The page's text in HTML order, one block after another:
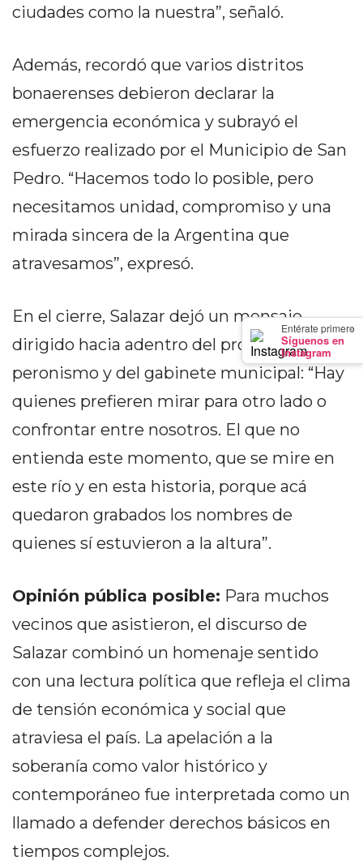
×
Entérate primero
Síguenos en
Instagram
PERGAMINO:
COMPRAR
GIMNASIO
DE
PERGAMINO
TIENDA
ONLINE
GRATIS
EN
PERGAMINO:
DÓNDE
PROTEÍNA,
CREATINA
ENTRENO
CON
ES
CHANGUITO.COM.AR
CÓMO
FUNCIONA:
CREAR
ONLINE
CON
PEDIDOS
WHATSAPP
TIENDA
ciudades como la nuestra”, señaló.
Además, recordó que varios distritos
bonaerenses debieron declarar la
emergencia económica y subrayó el
esfuerzo realizado por el Municipio de San
Pedro. “Hacemos todo lo posible, pero
necesitamos unidad, compromiso y una
mirada sincera de la Argentina que
atravesamos”, expresó.
En el cierre, Salazar dejó un mensaje
dirigido hacia adentro del propio
peronismo y del gabinete municipal: “Hay
quienes prefieren mirar para otro lado o
confrontar entre nosotros. El que no
entienda este momento, que se mire en
este río y en esta historia, porque acá
quedaron grabados los nombres de
quienes sí estuvieron a la altura”.
Opinión pública posible: Para muchos
vecinos que asistieron, el discurso de
Salazar combinó un homenaje sentido
con una lectura política que refleja el clima
de tensión económica y social que
atraviesa el país. La apelación a la
soberanía como valor histórico y
contemporáneo fue interpretada como un
llamado a defender derechos básicos en
tiempos complejos.